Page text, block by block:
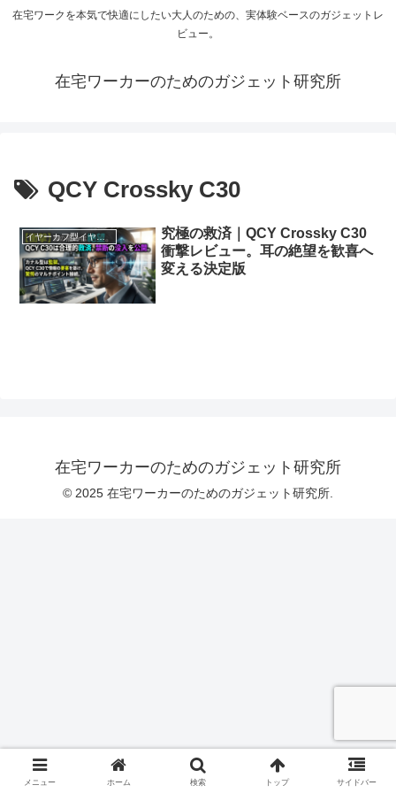
在宅ワークを本気で快適にしたい大人のための、実体験ベースのガジェットレ
ビュー。
在宅ワーカーのためのガジェット研究所
QCY Crossky C30
イヤーカフ型イヤホン
究極の救済｜QCY Crossky C30
衝撃レビュー。耳の絶望を歓喜へ
変える決定版
在宅ワーカーのためのガジェット研究所
© 2025 在宅ワーカーのためのガジェット研究所.
メニュー ホーム 検索 トップ サイドバー